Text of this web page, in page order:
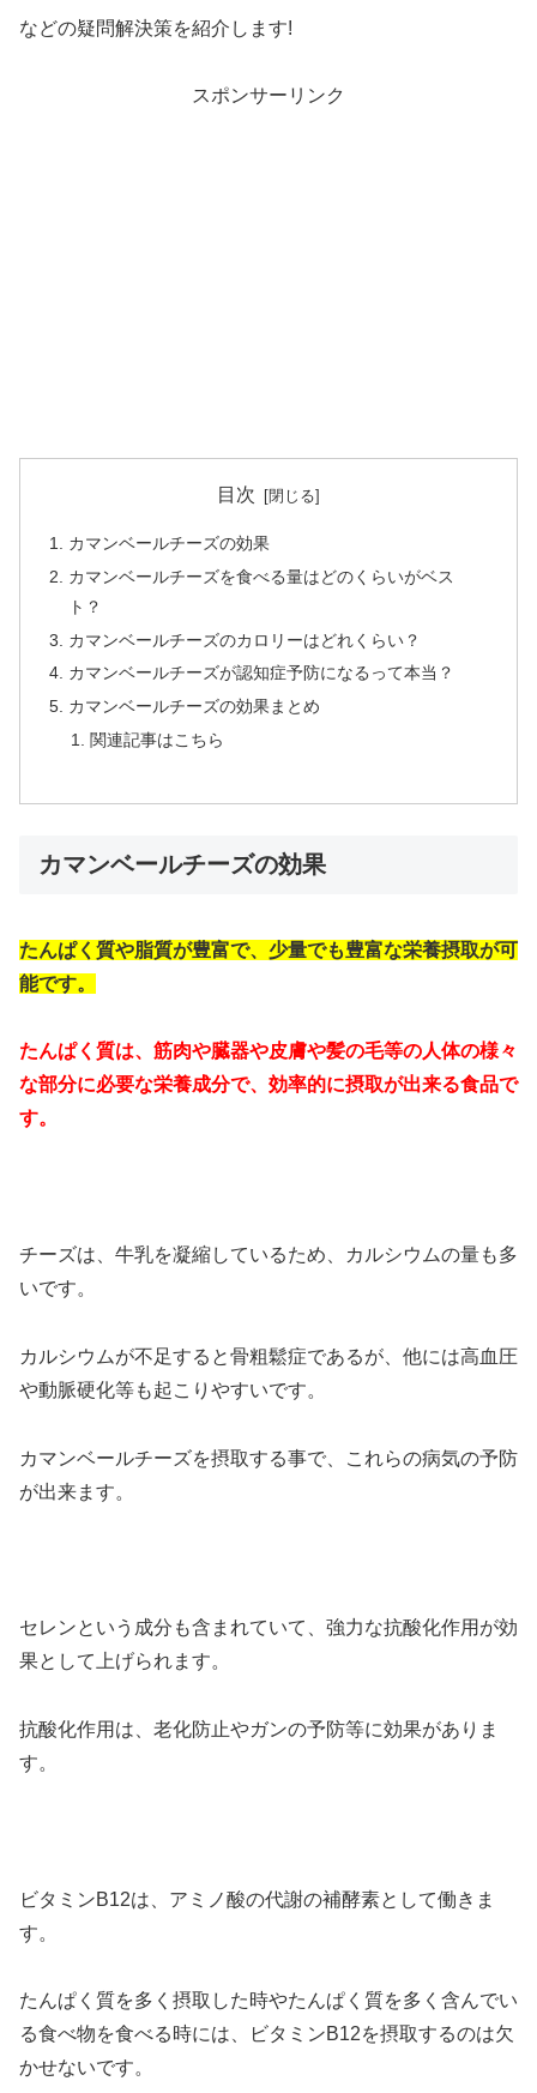
などの疑問解決策を紹介します!
スポンサーリンク
目次
カマンベールチーズの効果
カマンベールチーズを食べる量はどのくらいがベス
ト？
カマンベールチーズのカロリーはどれくらい？
カマンベールチーズが認知症予防になるって本当？
カマンベールチーズの効果まとめ
関連記事はこちら
カマンベールチーズの効果
たんぱく質や脂質が豊富で、少量でも豊富な栄養摂取が可
能です。
たんぱく質は、筋肉や臓器や皮膚や髪の毛等の人体の様々
な部分に必要な栄養成分で、効率的に摂取が出来る食品で
す。
チーズは、牛乳を凝縮しているため、カルシウムの量も多
いです。
カルシウムが不足すると骨粗鬆症であるが、他には高血圧
や動脈硬化等も起こりやすいです。
カマンベールチーズを摂取する事で、これらの病気の予防
が出来ます。
セレンという成分も含まれていて、強力な抗酸化作用が効
果として上げられます。
抗酸化作用は、老化防止やガンの予防等に効果がありま
す。
ビタミンB12は、アミノ酸の代謝の補酵素として働きま
す。
たんぱく質を多く摂取した時やたんぱく質を多く含んでい
る食べ物を食べる時には、ビタミンB12を摂取するのは欠
かせないです。